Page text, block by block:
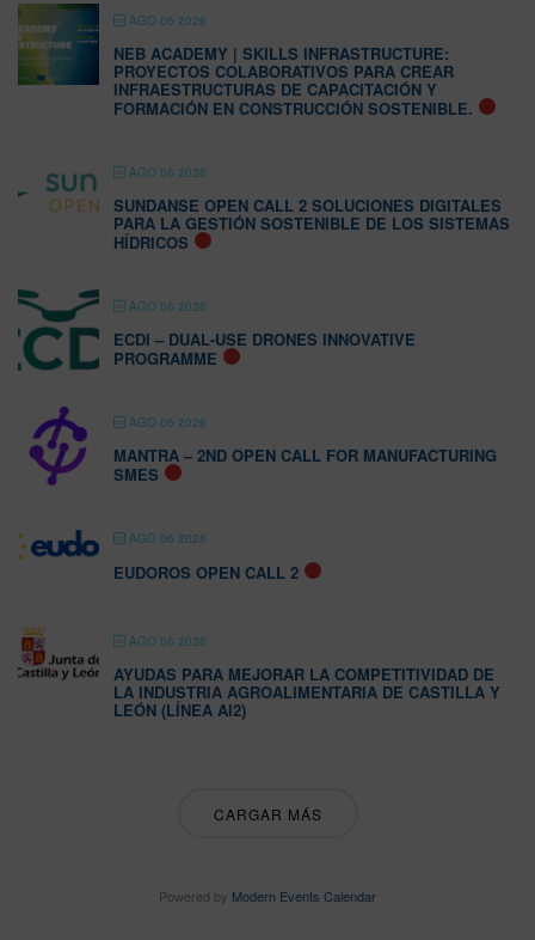
AGO 06 2026
NEB ACADEMY | SKILLS INFRASTRUCTURE:
PROYECTOS COLABORATIVOS PARA CREAR
INFRAESTRUCTURAS DE CAPACITACIÓN Y
FORMACIÓN EN CONSTRUCCIÓN SOSTENIBLE.
AGO 06 2026
SUNDANSE OPEN CALL 2 SOLUCIONES DIGITALES
PARA LA GESTIÓN SOSTENIBLE DE LOS SISTEMAS
HÍDRICOS
AGO 06 2026
ECDI – DUAL-USE DRONES INNOVATIVE
PROGRAMME
AGO 06 2026
MANTRA – 2ND OPEN CALL FOR MANUFACTURING
SMES
AGO 06 2026
EUDOROS OPEN CALL 2
AGO 06 2026
AYUDAS PARA MEJORAR LA COMPETITIVIDAD DE
LA INDUSTRIA AGROALIMENTARIA DE CASTILLA Y
LEÓN (LÍNEA AI2)
CARGAR MÁS
Powered by Modern Events Calendar